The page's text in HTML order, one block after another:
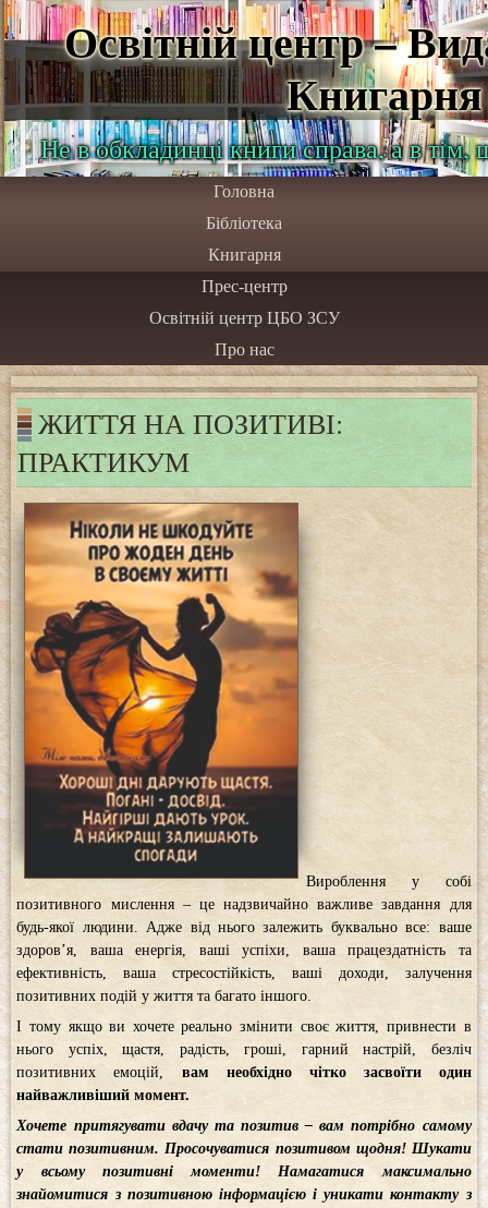
Освітній центр –
Книгарня
Не в обкладинці книги справа, а в
Головна
Бібліотека
Книгарня
Прес-центр
Освітній центр ЦБО ЗСУ
Про нас
ЖИТТЯ НА ПОЗИТИВІ:
ПРАКТИКУМ
Вироблення у собі
позитивного мислення – це надзвичайно важливе завдання для
будь-якої людини. Адже від нього залежить буквально все: ваше
здоров’я, ваша енергія, ваші успіхи, ваша працездатність та
ефективність, ваша стресостійкість, ваші доходи, залучення
позитивних подій у життя та багато іншого.
І тому якщо ви хочете реально змінити своє життя, привнести в
нього успіх, щастя, радість, гроші, гарний настрій, безліч
позитивних емоцій, вам необхідно чітко засвоїти один
найважливіший момент.
Хочете притягувати вдачу та позитив – вам потрібно самому
стати позитивним. Просочуватися позитивом щодня! Шукати
у всьому позитивні моменти! Намагатися максимально
знайомитися з позитивною інформацією і уникати контакту з